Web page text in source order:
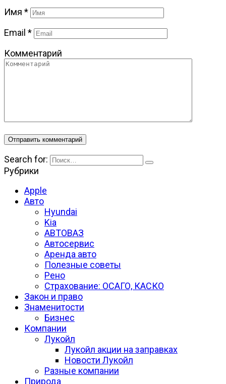
Имя *
Email *
Комментарий
Search for:
Рубрики
Apple
Авто
Hyundai
Kia
АВТОВАЗ
Автосервис
Аренда авто
Полезные советы
Рено
Страхование: ОСАГО, КАСКО
Закон и право
Знаменитости
Бизнес
Компании
Лукойл
Лукойл акции на заправках
Новости Лукойл
Разные компании
Природа